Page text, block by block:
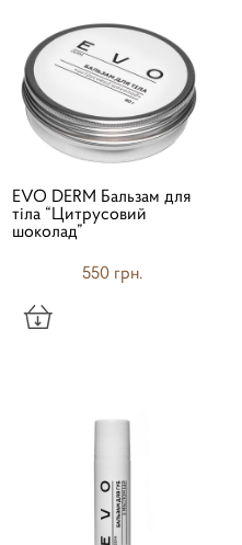
EVO DERM Бальзам для
тіла “Цитрусовий
шоколад”
550 грн.